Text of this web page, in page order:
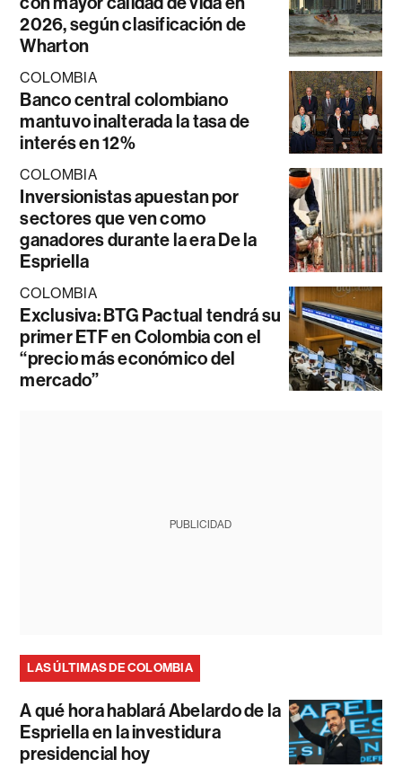
2026, según clasificación de
Wharton
COLOMBIA
Banco central colombiano
mantuvo inalterada la tasa de
interés en 12%
COLOMBIA
Inversionistas apuestan por
sectores que ven como
ganadores durante la era De la
Espriella
COLOMBIA
Exclusiva: BTG Pactual tendrá su
primer ETF en Colombia con el
“precio más económico del
mercado”
PUBLICIDAD
LAS ÚLTIMAS DE COLOMBIA
A qué hora hablará Abelardo de la
Espriella en la investidura
presidencial hoy